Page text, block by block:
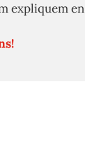
expliquem en